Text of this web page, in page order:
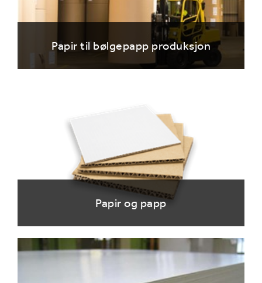
Papir til bølgepapp produksjon
Papir og papp